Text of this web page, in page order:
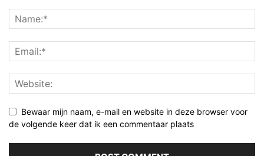
Bewaar mijn naam, e-mail en website in deze browser voor
de volgende keer dat ik een commentaar plaats